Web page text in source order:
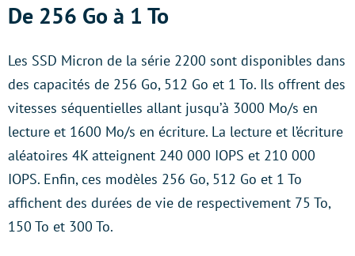
De 256 Go à 1 To
Les SSD Micron de la série 2200 sont disponibles dans
des capacités de 256 Go, 512 Go et 1 To. Ils offrent des
vitesses séquentielles allant jusqu’à 3000 Mo/s en
lecture et 1600 Mo/s en écriture. La lecture et l’écriture
aléatoires 4K atteignent 240 000 IOPS et 210 000
IOPS. Enfin, ces modèles 256 Go, 512 Go et 1 To
affichent des durées de vie de respectivement 75 To,
150 To et 300 To.